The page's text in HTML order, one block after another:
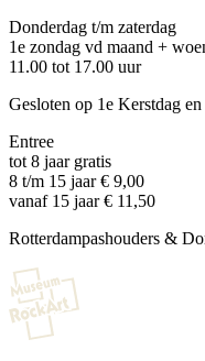
Donderdag t/m zaterdag
1e zondag vd maand +
11.00 tot 17.00 uur
Gesloten op 1e Kerstdag
Entree
tot 8 jaar gratis
8 t/m 15 jaar € 9,00
vanaf 15 jaar € 11,50
Rotterdampashouders &